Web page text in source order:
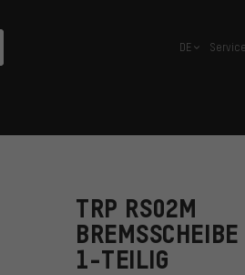
Deutsch
DE Service
TRP RS02M
1-TEILIG